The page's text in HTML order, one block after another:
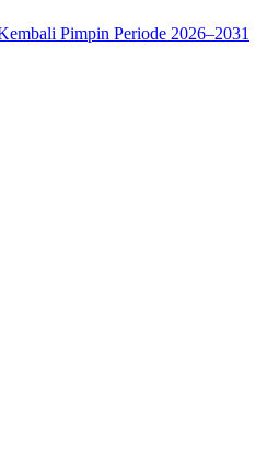
Pimpin Periode 2026–2031